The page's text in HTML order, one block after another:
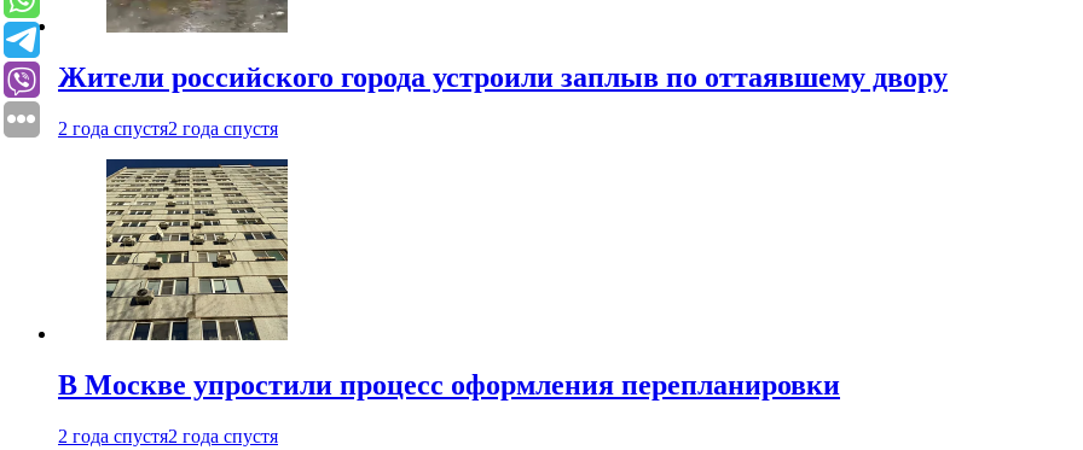
Жители российского города устроили заплыв по оттаявшему двору
2 года спустя2 года спустя
В Москве упростили процесс оформления перепланировки
2 года спустя2 года спустя